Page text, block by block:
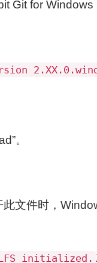
Git for Windows
。
文件时，
initialized.